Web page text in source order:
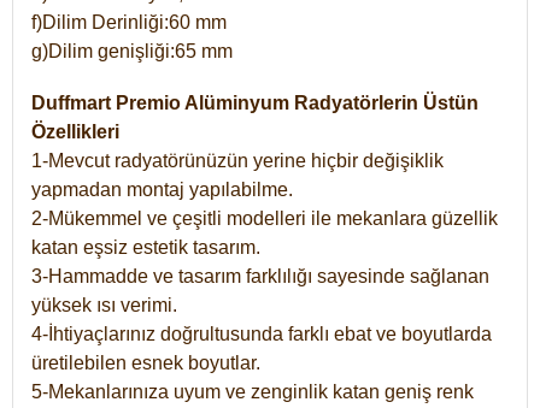
f)Dilim Derinliği:60 mm
g)Dilim genişliği:65 mm
Duffmart Premio Alüminyum Radyatörlerin Üstün
Özellikleri
1-Mevcut radyatörünüzün yerine hiçbir değişiklik
yapmadan montaj yapılabilme.
2-Mükemmel ve çeşitli modelleri ile mekanlara güzellik
katan eşsiz estetik tasarım.
3-Hammadde ve tasarım farklılığı sayesinde sağlanan
yüksek ısı verimi.
4-İhtiyaçlarınız doğrultusunda farklı ebat ve boyutlarda
üretilebilen esnek boyutlar.
5-Mekanlarınıza uyum ve zenginlik katan geniş renk